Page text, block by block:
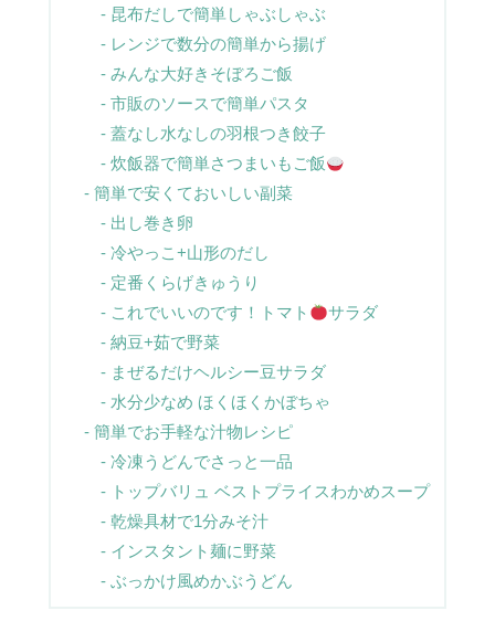
昆布だしで簡単しゃぶしゃぶ
レンジで数分の簡単から揚げ
みんな大好きそぼろご飯
市販のソースで簡単パスタ
蓋なし水なしの羽根つき餃子
炊飯器で簡単さつまいもご飯
簡単で安くておいしい副菜
出し巻き卵
冷やっこ+山形のだし
定番くらげきゅうり
これでいいのです！トマト
サラダ
納豆+茹で野菜
まぜるだけヘルシー豆サラダ
水分少なめ ほくほくかぼちゃ
簡単でお手軽な汁物レシピ
冷凍うどんでさっと一品
トップバリュ ベストプライスわかめスープ
乾燥具材で1分みそ汁
インスタント麺に野菜
ぶっかけ風めかぶうどん